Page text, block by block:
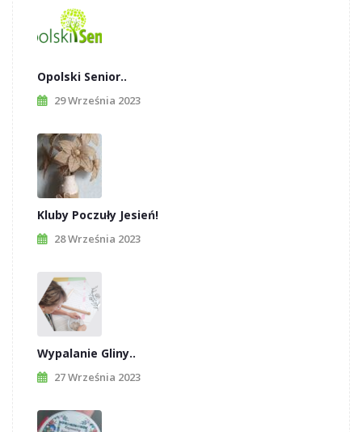
Opolski Senior..
29 Września 2023
Kluby Poczuły Jesień!
28 Września 2023
Wypalanie Gliny..
27 Września 2023